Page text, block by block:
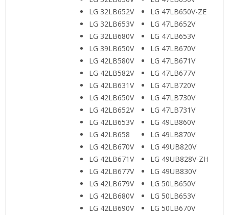
LG 32LB652V
LG 32LB653V
LG 32LB680V
LG 39LB650V
LG 42LB580V
LG 42LB582V
LG 42LB631V
LG 42LB650V
LG 42LB652V
LG 42LB653V
LG 42LB658
LG 42LB670V
LG 42LB671V
LG 42LB677V
LG 42LB679V
LG 42LB680V
LG 42LB690V
LG 47LB650V-ZE
LG 47LB652V
LG 47LB653V
LG 47LB670V
LG 47LB671V
LG 47LB677V
LG 47LB720V
LG 47LB730V
LG 47LB731V
LG 49LB860V
LG 49LB870V
LG 49UB820V
LG 49UB828V-ZH
LG 49UB830V
LG 50LB650V
LG 50LB653V
LG 50LB670V